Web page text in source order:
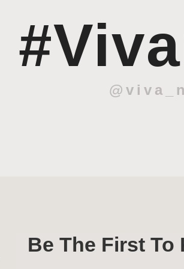
Be The First To